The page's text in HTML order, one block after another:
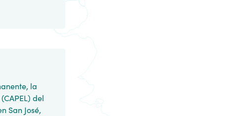
la
del
San José,